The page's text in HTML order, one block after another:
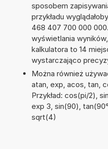
sposobem
przykładu
468 407 700 000
wyświetlania
kalkulatora to 14
wystarczająco
Można również
atan, exp, acos, tan,
Przykład: cos(pi/2),
exp 3, sin(90),
sqrt(4)